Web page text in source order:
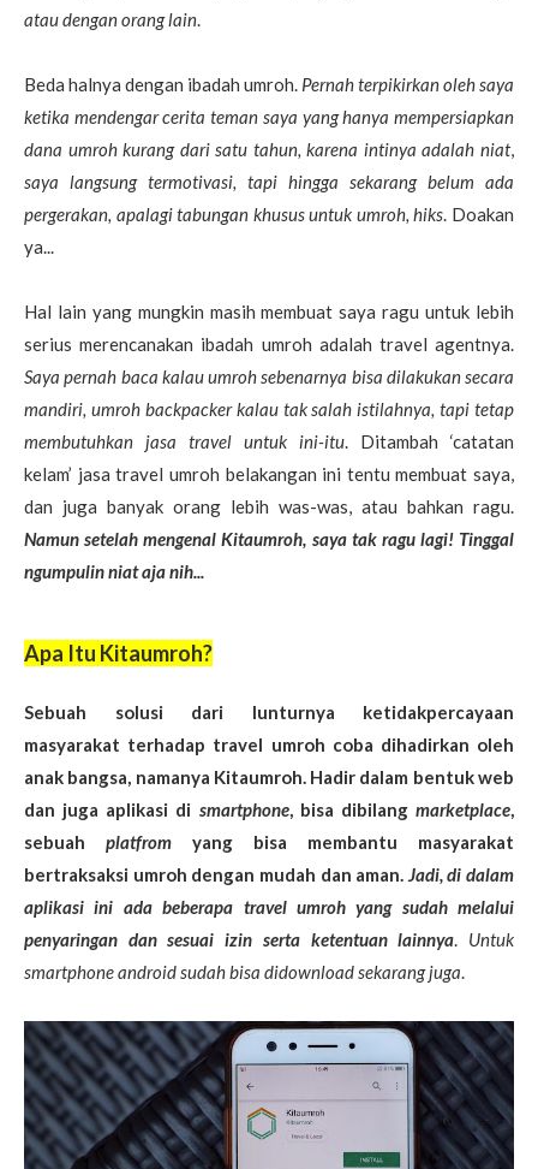
atau dengan orang lain.
Beda halnya dengan ibadah umroh. Pernah terpikirkan oleh saya
ketika mendengar cerita teman saya yang hanya mempersiapkan
dana umroh kurang dari satu tahun, karena intinya adalah niat,
saya langsung termotivasi, tapi hingga sekarang belum ada
pergerakan, apalagi tabungan khusus untuk umroh, hiks. Doakan
ya...
Hal lain yang mungkin masih membuat saya ragu untuk lebih
serius merencanakan ibadah umroh adalah travel agentnya.
Saya pernah baca kalau umroh sebenarnya bisa dilakukan secara
mandiri, umroh backpacker kalau tak salah istilahnya, tapi tetap
membutuhkan jasa travel untuk ini-itu. Ditambah ‘catatan
kelam’ jasa travel umroh belakangan ini tentu membuat saya,
dan juga banyak orang lebih was-was, atau bahkan ragu.
Namun setelah mengenal Kitaumroh, saya tak ragu lagi! Tinggal
ngumpulin niat aja nih...
Apa Itu Kitaumroh?
Sebuah solusi dari lunturnya ketidakpercayaan
masyarakat terhadap travel umroh coba dihadirkan oleh
anak bangsa, namanya Kitaumroh. Hadir dalam bentuk web
dan juga aplikasi di smartphone, bisa dibilangmarketplace,
sebuah platfrom yang bisa membantu masyarakat
bertraksaksi umroh dengan mudah dan aman. Jadi, di dalam
aplikasi ini ada beberapa travel umroh yang sudah melalui
penyaringan dan sesuai izin serta ketentuan lainnya. Untuk
smartphone android sudah bisa didownload sekarang juga.